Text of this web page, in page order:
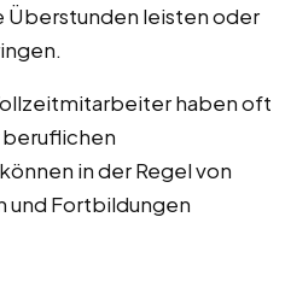
Überstunden leisten oder
haben oft
in der Regel von
und Fortbildungen